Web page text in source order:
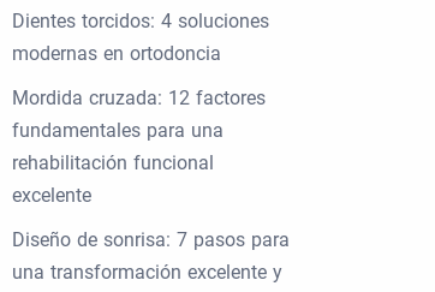
Dientes torcidos: 4 soluciones
modernas en ortodoncia
Mordida cruzada: 12 factores
fundamentales para una
rehabilitación funcional
excelente
Diseño de sonrisa: 7 pasos para
una transformación excelente y